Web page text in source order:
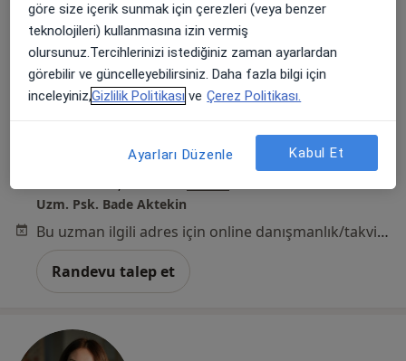
Kl. Psk. Bade Aktekin
14 görüş
Uzm. Psk. Bade Aktekin
Bu uzman ilgili adres için online danışmanlık/takvim sunmuyor.
Randevu talep et
göre size içerik sunmak için çerezleri (veya benzer
teknolojileri) kullanmasına izin vermiş
olursunuz.Tercihlerinizi istediğiniz zaman ayarlardan
görebilir ve güncelleyebilirsiniz. Daha fazla bilgi için
inceleyiniz,Gizlilik Politikası ve Çerez Politikası.
Ayarları Düzenle Kabul Et